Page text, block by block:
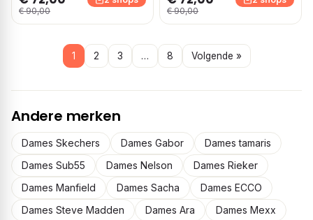
€ 90,00 € 90,00
1 2 3 … 8 Volgende »
Andere merken
Dames Skechers Dames Gabor
Dames tamaris
Dames Sub55
Dames Nelson
Dames Rieker
Dames Manfield
Dames Sacha
Dames ECCO
Dames Steve Madden
Dames Ara
Dames Mexx